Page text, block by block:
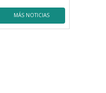
MÁS NOTICIAS